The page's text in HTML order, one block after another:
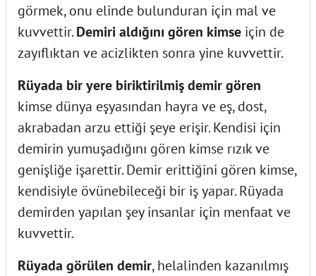
görmek, onu elinde bulunduran için mal ve
kuvvettir.Demiri aldığını gören kimse için de
zayıflıktan ve acizlikten sonra yine kuvvettir.
Rüyada bir yere biriktirilmiş demir gören
kimse dünya eşyasından hayra ve eş, dost,
akrabadan arzu ettiği şeye erişir. Kendisi için
demirin yumuşadığını gören kimse rızık ve
genişliğe işarettir. Demir erittiğini gören kimse,
kendisiyle övünebileceği bir iş yapar. Rüyada
demirden yapılan şey insanlar için menfaat ve
kuvvettir.
Rüyada görülen demir, helalinden kazanılmış